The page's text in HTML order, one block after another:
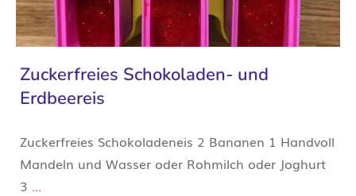
Zuckerfreies Schokoladen- und
Erdbeereis
Zuckerfreies Schokoladeneis 2 Bananen 1 Handvoll
Mandeln und Wasser oder Rohmilch oder Joghurt
3 ...